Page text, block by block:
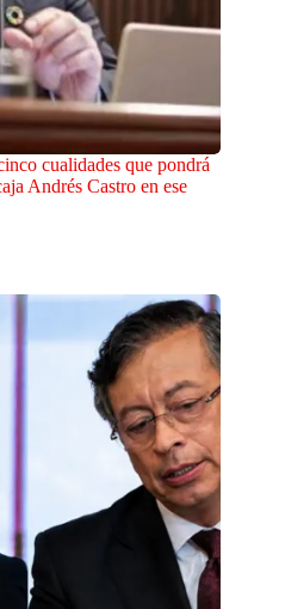
cualidades que pondrá
Andrés Castro en ese